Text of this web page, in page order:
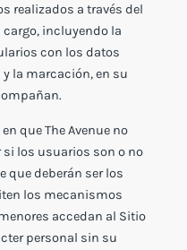
realizados a través del
cargo, incluyendo la
con los datos
la marcación, en su
que The Avenue no
los usuarios son o no
que deberán ser los
los mecanismos
accedan al Sitio
personal sin su